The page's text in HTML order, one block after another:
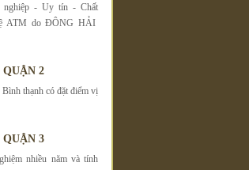
nghiệp - Uy tín - Chất
ATM do ĐÔNG HẢI
2
thạnh có đặt điểm vị
3
nhiều năm và tính